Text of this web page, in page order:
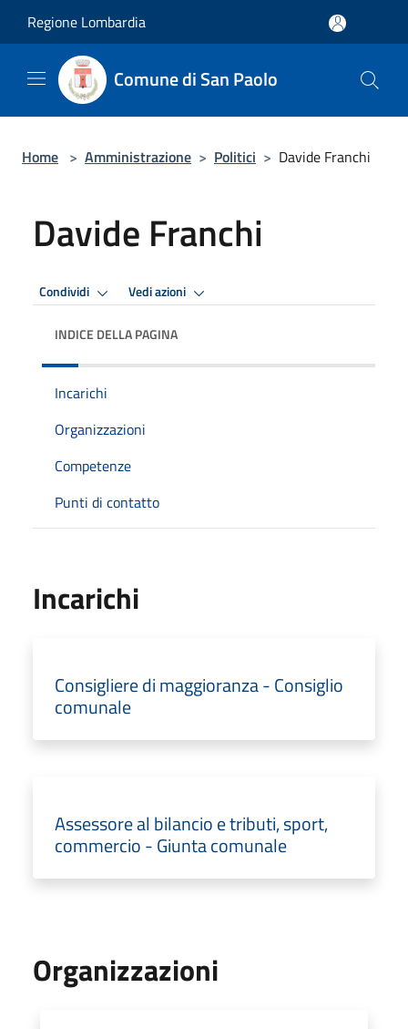
Regione Lombardia
Comune di San Paolo
Home > Amministrazione > Politici > Davide Franchi
Davide Franchi
Condividi Vedi azioni
INDICE DELLA PAGINA
Incarichi
Organizzazioni
Competenze
Punti di contatto
Incarichi
Consigliere di maggioranza - Consiglio
comunale
Assessore al bilancio e tributi, sport,
commercio - Giunta comunale
Organizzazioni